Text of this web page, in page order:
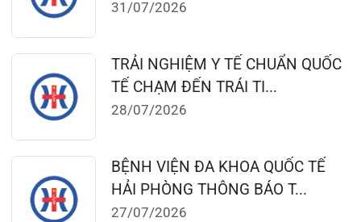
124 Nguyễn Đức Cảnh, Cát Dài Q Lê
Chân, Hải Phòng
0225-3955 888
0225-3951 115
dakhoaquocte.hih@gmail.com